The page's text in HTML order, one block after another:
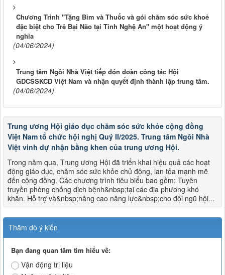
Chương Trình "Tặng Bỉm và Thuốc và gói chăm sóc sức khoẻ
đặc biệt cho Trẻ Bại Não tại Tỉnh Nghệ An" một hoạt động ý
nghĩa
(04/06/2024)
Trung tâm Ngôi Nhà Việt tiếp đón đoàn công tác Hội
GDCSSKCĐ Việt Nam và nhận quyết định thành lập trung tâm.
(04/06/2024)
Trung ương Hội giáo dục chăm sóc sức khỏe cộng đồng
Việt Nam tổ chức hội nghị Quý II/2025. Trung tâm Ngôi Nhà
Việt vinh dự nhận bằng khen của trung ương Hội.
Trong năm qua, Trung ương Hội đã triển khai hiệu quả các hoạt
động giáo dục, chăm sóc sức khỏe chủ động, lan tỏa mạnh mẽ
đến cộng đồng. Các chương trình tiêu biểu bao gồm: Tuyên
truyền phòng chống dịch bệnh&nbsp;tại các địa phương khó
khăn. Hỗ trợ và&nbsp;nâng cao năng lực&nbsp;cho đội ngũ hội...
Thăm dò ý kiến
Bạn đang quan tâm tìm hiểu về:
Vận động trị liệu